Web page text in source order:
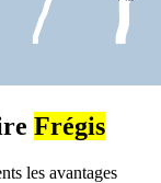
Frégis
les avantages